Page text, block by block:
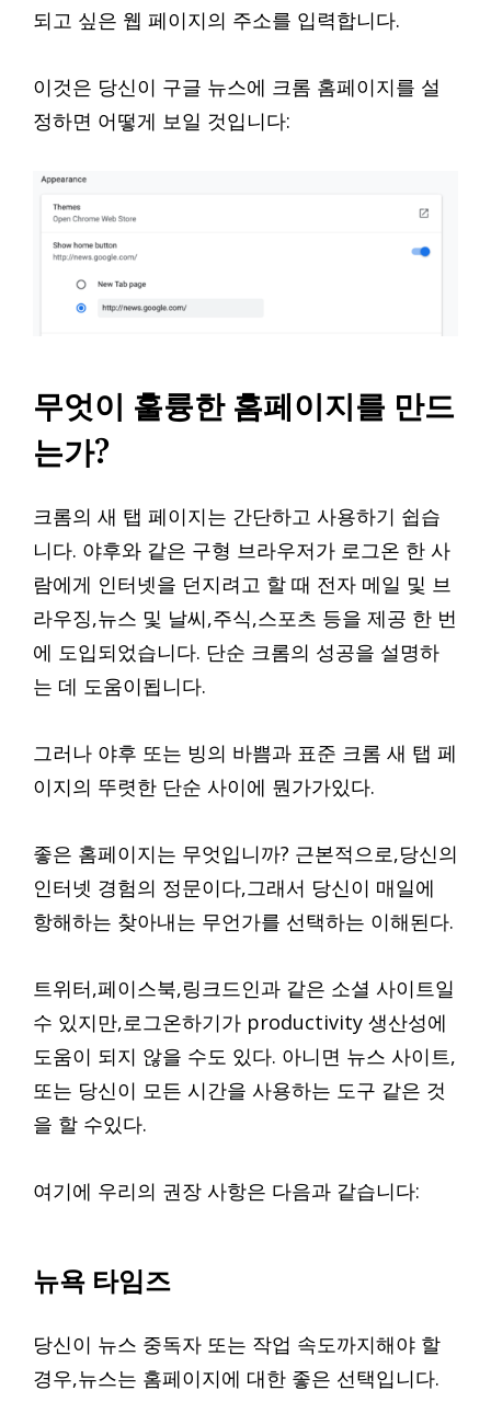
되고 싶은 웹 페이지의 주소를 입력합니다.
이것은 당신이 구글 뉴스에 크롬 홈페이지를 설
정하면 어떻게 보일 것입니다:
무엇이 훌륭한 홈페이지를 만드
는가?
크롬의 새 탭 페이지는 간단하고 사용하기 쉽습
니다. 야후와 같은 구형 브라우저가 로그온 한 사
람에게 인터넷을 던지려고 할 때 전자 메일 및 브
라우징,뉴스 및 날씨,주식,스포츠 등을 제공 한 번
에 도입되었습니다. 단순 크롬의 성공을 설명하
는 데 도움이됩니다.
그러나 야후 또는 빙의 바쁨과 표준 크롬 새 탭 페
이지의 뚜렷한 단순 사이에 뭔가가있다.
좋은 홈페이지는 무엇입니까? 근본적으로,당신의
인터넷 경험의 정문이다,그래서 당신이 매일에
항해하는 찾아내는 무언가를 선택하는 이해된다.
트위터,페이스북,링크드인과 같은 소셜 사이트일
수 있지만,로그온하기가 productivity 생산성에
도움이 되지 않을 수도 있다. 아니면 뉴스 사이트,
또는 당신이 모든 시간을 사용하는 도구 같은 것
을 할 수있다.
여기에 우리의 권장 사항은 다음과 같습니다:
뉴욕 타임즈
당신이 뉴스 중독자 또는 작업 속도까지해야 할
경우,뉴스는 홈페이지에 대한 좋은 선택입니다.